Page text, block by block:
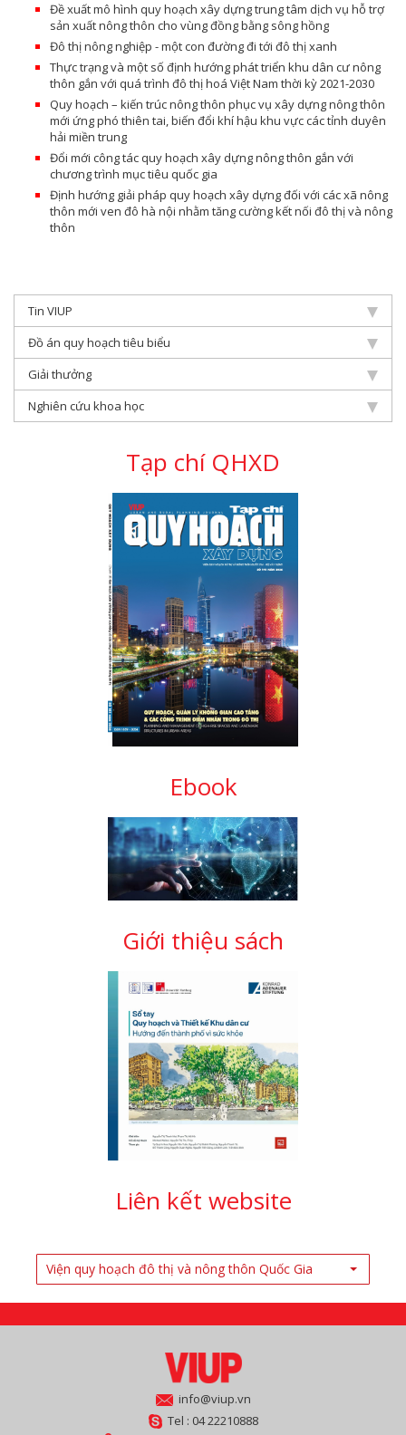
Đề xuất mô hình quy hoạch xây dựng trung tâm dịch vụ hỗ trợ
sản xuất nông thôn cho vùng đồng bằng sông hồng
Đô thị nông nghiệp - một con đường đi tới đô thị xanh
Thực trạng và một số định hướng phát triển khu dân cư nông
thôn gắn với quá trình đô thị hoá Việt Nam thời kỳ 2021-2030
Quy hoạch – kiến trúc nông thôn phục vụ xây dựng nông thôn
mới ứng phó thiên tai, biến đổi khí hậu khu vực các tỉnh duyên
hải miền trung
Đổi mới công tác quy hoạch xây dựng nông thôn gắn với
chương trình mục tiêu quốc gia
Định hướng giải pháp quy hoạch xây dựng đối với các xã nông
thôn mới ven đô hà nội nhằm tăng cường kết nối đô thị và nông
thôn
Tin VIUP
Đồ án quy hoạch tiêu biểu
Giải thưởng
Nghiên cứu khoa học
Tạp chí QHXD
Ebook
Giới thiệu sách
Liên kết website
Viện quy hoạch đô thị và nông thôn Quốc Gia
info@viup.vn
Tel : 04 22210888